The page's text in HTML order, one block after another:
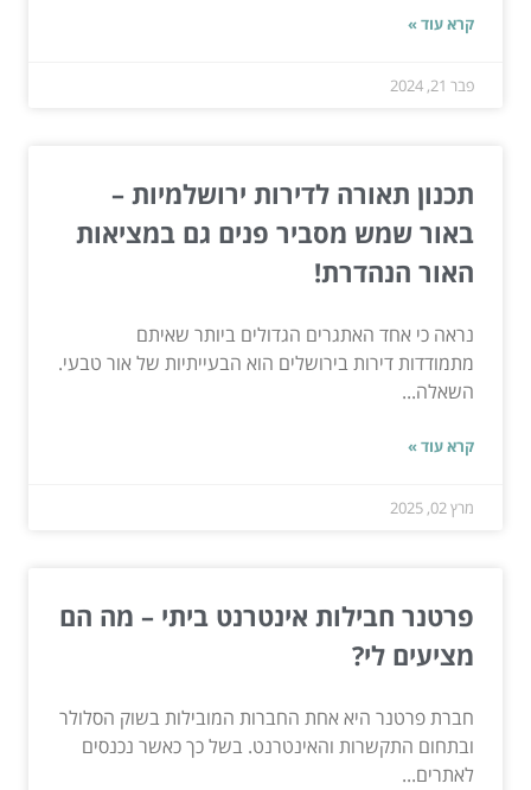
קרא עוד »
פבר 21, 2024
תכנון תאורה לדירות ירושלמיות –
באור שמש מסביר פנים גם במציאות
האור הנהדרת!
נראה כי אחד האתגרים הגדולים ביותר שאיתם
מתמודדות דירות בירושלים הוא הבעייתיות של אור טבעי.
השאלה...
קרא עוד »
מרץ 02, 2025
פרטנר חבילות אינטרנט ביתי – מה הם
מציעים לי?
חברת פרטנר היא אחת החברות המובילות בשוק הסלולר
ובתחום התקשרות והאינטרנט. בשל כך כאשר נכנסים
לאתרים...